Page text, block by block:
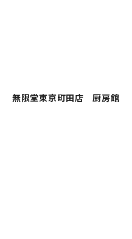
無限堂東京町田店 厨房館